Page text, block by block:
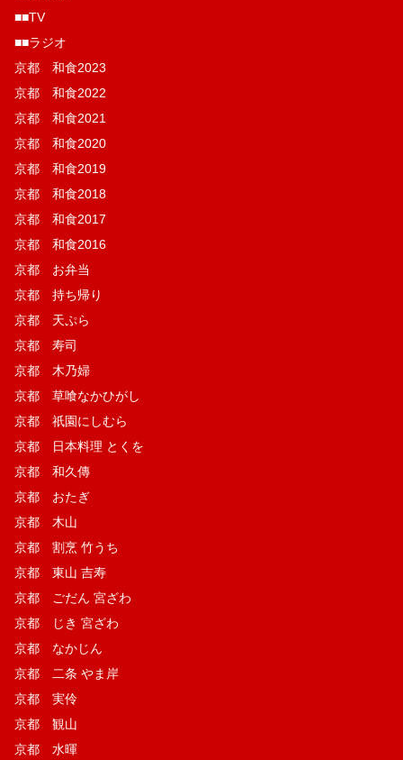
■■TV
■■ラジオ
京都 和食2023
京都 和食2022
京都 和食2021
京都 和食2020
京都 和食2019
京都 和食2018
京都 和食2017
京都 和食2016
京都 お弁当
京都 持ち帰り
京都 天ぷら
京都 寿司
京都 木乃婦
京都 草喰なかひがし
京都 祇園にしむら
京都 日本料理 とくを
京都 和久傳
京都 おたぎ
京都 木山
京都 割烹 竹うち
京都 東山 吉寿
京都 ごだん 宮ざわ
京都 じき 宮ざわ
京都 なかじん
京都 二条 やま岸
京都 実伶
京都 観山
京都 水暉